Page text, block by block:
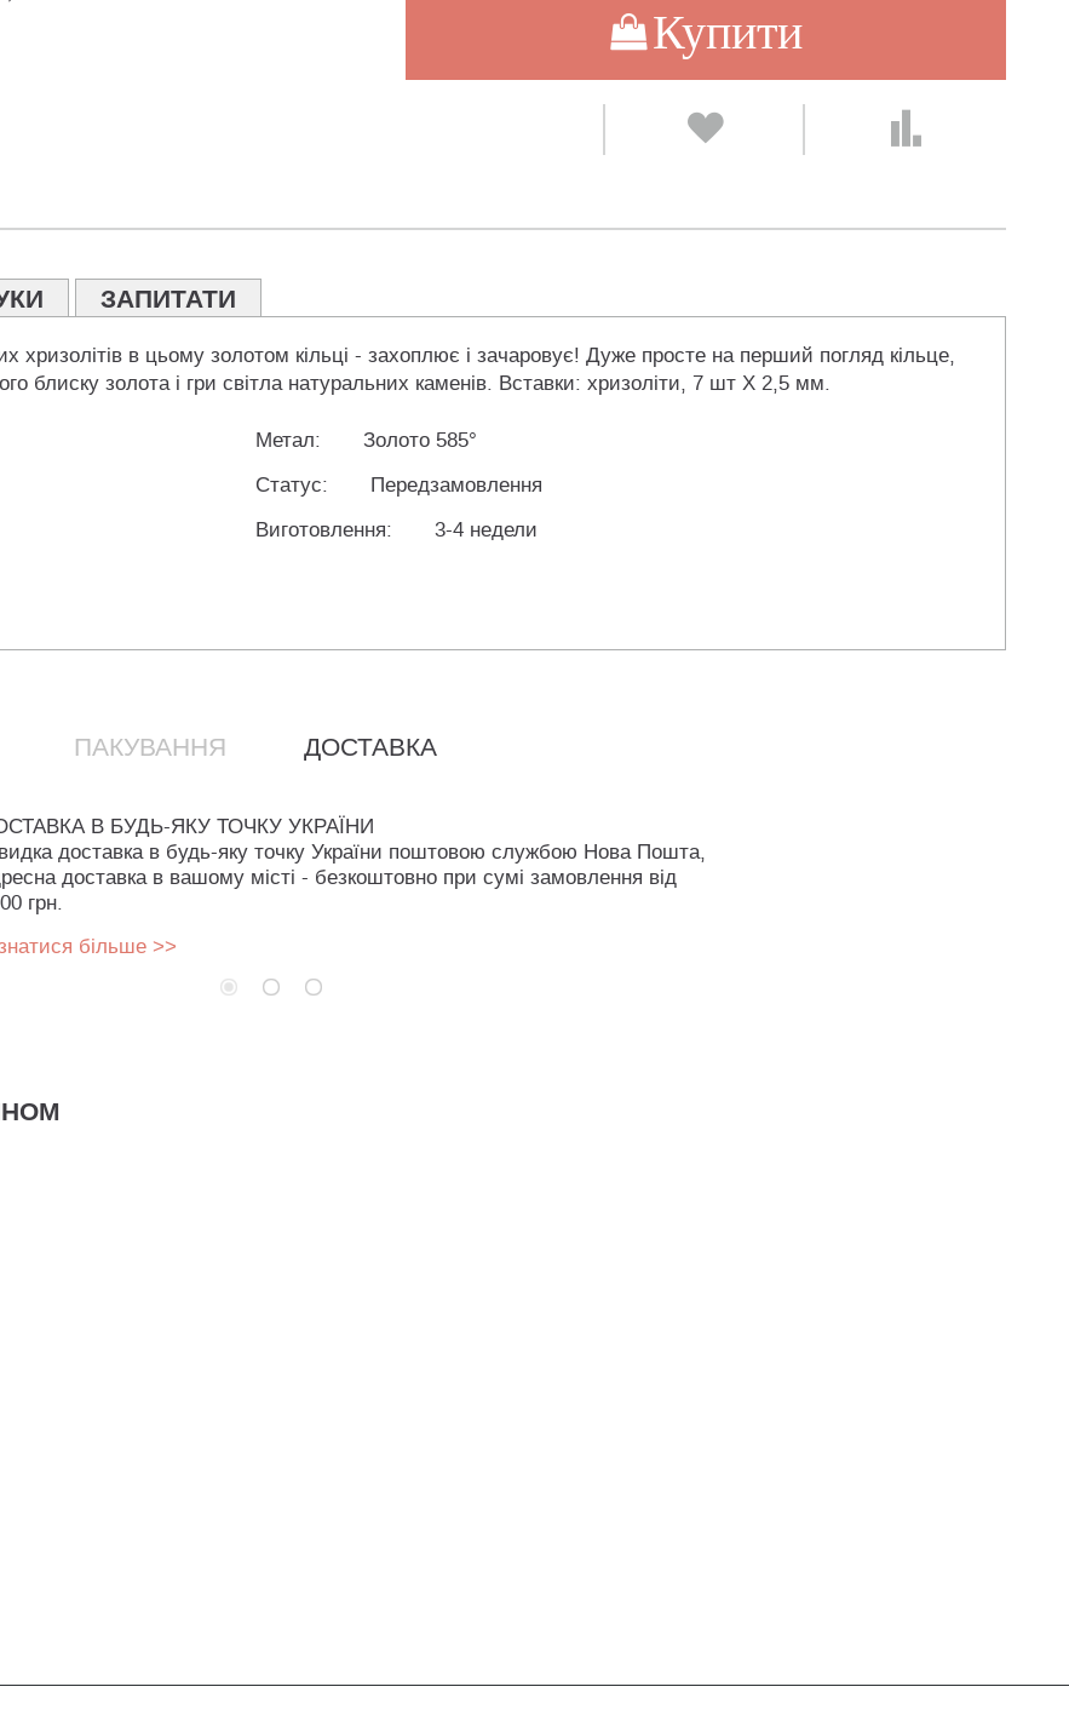
Купити
ЗАПИТАТИ
хризолітів в цьому золотом кільці - захоплює і зачаровує! Дуже просте на перший погляд кільце,
блиску золота і гри світла натуральних каменів. Вставки: хризоліти, 7 шт Х 2,5 мм.
Метал:
Золото 585°
Статус:
Передзамовлення
Виготовлення:
3-4 недели
ПАКУВАННЯ ДОСТАВКА
В БУДЬ-ЯКУ ТОЧКУ УКРАЇНИ
доставка в будь-яку точку України поштовою службою Нова Пошта,
доставка в вашому місті - безкоштовно при сумі замовлення від
грн.
більше >>